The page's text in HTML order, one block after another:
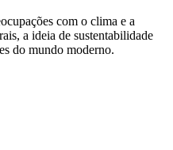
com o clima e a
a ideia de sustentabilidade
do mundo moderno.